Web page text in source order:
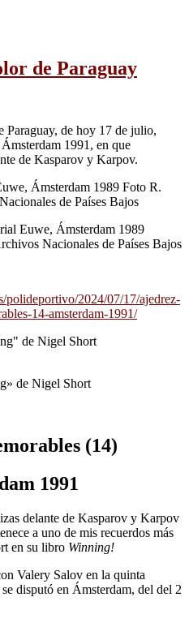
de Paraguay
de hoy 17 de julio,
1991, en que
de Kasparov y Karpov.
Euwe, Ámsterdam 1989
Nacionales de Países Bajos
polideportivo/2024/07/17/ajedrez-
14-amsterdam-1991/
de Nigel Short
(14)
1991
delante de Kasparov y Karpov
a uno de mis recuerdos más
en su libro Winning!
Valery Salov en la quinta
disputó en Ámsterdam, del del 2